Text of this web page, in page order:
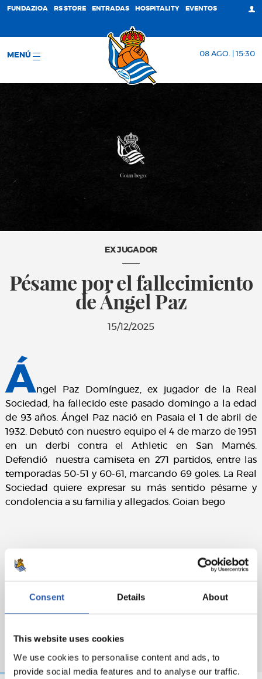
Consent Details About
This website uses cookies
We use cookies to personalise content and ads, to
provide social media features and to analyse our traffic.
FUNDAZIOA RS STORE ENTRADAS HOSPITALITY EVENTOS
MENÚ 08 AGO. | 15:30
EX JUGADOR
Pésame por el fallecimiento
de Ángel Paz
15/12/2025
Ángel Paz Domínguez, ex jugador de la Real
Sociedad, ha fallecido este pasado domingo a la edad
de 93 años. Ángel Paz nació en Pasaia el 1 de abril de
1932. Debutó con nuestro equipo el 4 de marzo de 1951
en un derbi contra el Athletic en San Mamés.
Defendió nuestra camiseta en 271 partidos, entre las
temporadas 50-51 y 60-61, marcando 69 goles. La Real
Sociedad quiere expresar su más sentido pésame y
condolencia a su familia y allegados. Goian bego